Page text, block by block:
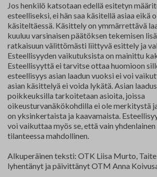
Jos henkilö katsotaan edellä esitetyn
esteelliseksi, ei hän saa käsitellä asiaa eikä
käsiteltäessä. Käsittely on ymmärrettävä
kuuluu varsinaisen päätöksen tekemisen
ratkaisuun välittömästi liittyvä esittely ja
Esteellisyyden vaikutuksista on mainittu
Esteellisyyttä ei tarvitse ottaa huomioon
esteellisyys asian laadun vuoksi ei voi
asian käsittelyä ei voida lykätä. Asian
poikkeuksilla tarkoitetaan asioita, joissa
oikeusturvanäkökohdilla ei ole merkitystä
on yksinkertaista ja kaavamaista.
voi vaikuttaa myös se, että vain
tilanteessa mahdollinen.
Alkuperäinen teksti: OTK Liisa Murto,
lyhentänyt ja päivittänyt OTM Anna